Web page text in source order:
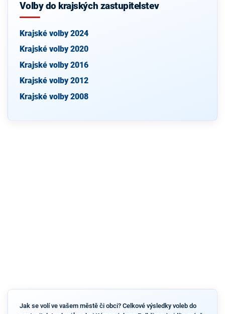
Volby do krajských zastupitelstev
Krajské volby 2024
Krajské volby 2020
Krajské volby 2016
Krajské volby 2012
Krajské volby 2008
Jak se volí ve vašem městě či obci? Celkové výsledky voleb do